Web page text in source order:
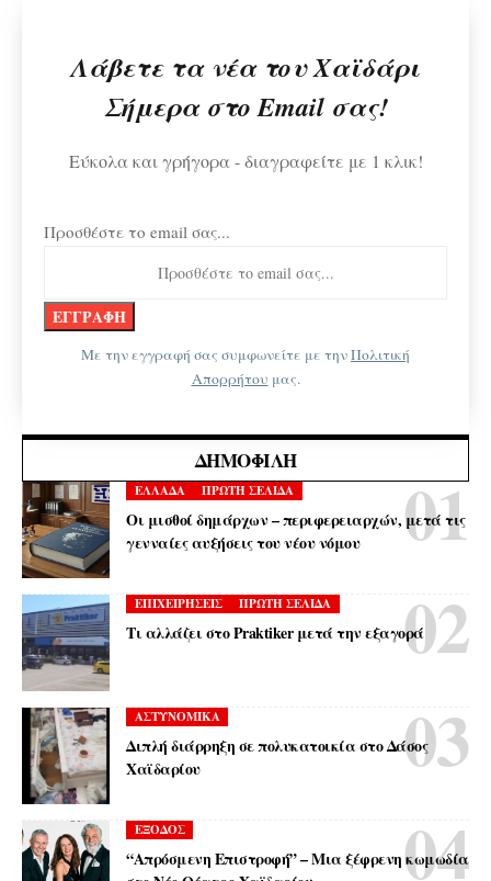
Λάβετε τα νέα του Χαϊδάρι
Σήμερα στο Email σας!
Εύκολα και γρήγορα - διαγραφείτε με 1 κλικ!
Προσθέστε το email σας...
Με την εγγραφή σας συμφωνείτε με τηνΠολιτική
Απορρήτου μας.
ΔΗΜΟΦΙΛΉ
ΕΛΛΑΔΑ ΠΡΩΤΗ ΣΕΛΙΔΑ
Οι μισθοί δημάρχων – περιφερειαρχών, μετά τις
γενναίες αυξήσεις του νέου νόμου
ΕΠΙΧΕΙΡΗΣΕΙΣ ΠΡΩΤΗ ΣΕΛΙΔΑ
Τι αλλάζει στο Praktiker μετά την εξαγορά
ΑΣΤΥΝΟΜΙΚΑ
Διπλή διάρρηξη σε πολυκατοικία στο Δάσος
Χαϊδαρίου
ΕΞΟΔΟΣ
“Απρόσμενη Επιστροφή” – Μια ξέφρενη κωμωδία